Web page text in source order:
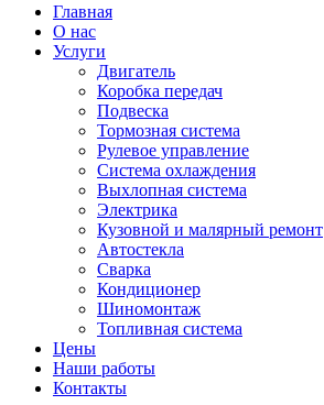
Главная
О нас
Услуги
Двигатель
Коробка передач
Подвеска
Тормозная система
Рулевое управление
Система охлаждения
Выхлопная система
Электрика
Кузовной и малярный ремонт
Автостекла
Сварка
Кондиционер
Шиномонтаж
Топливная система
Цены
Наши работы
Контакты